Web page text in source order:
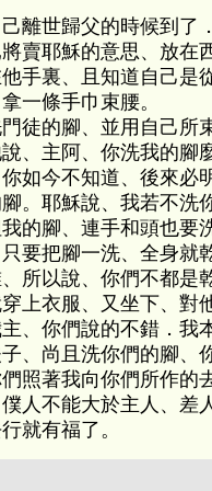
離世歸父的時候到了
賣耶穌的意思、放在
手裏、且知道自己
一條手巾束腰。
徒的腳、並用自己所
、主阿、你洗我的腳麼
如今不知道、後來必
。耶穌說、我若不洗
的腳、連手和頭也要洗
要把腳一洗、全身就
所以說、你們不都是
上衣服、又坐下、對
、你們說的不錯．我
、尚且洗你們的腳、
照著我向你們所作的
人不能大於主人、差
就有福了。